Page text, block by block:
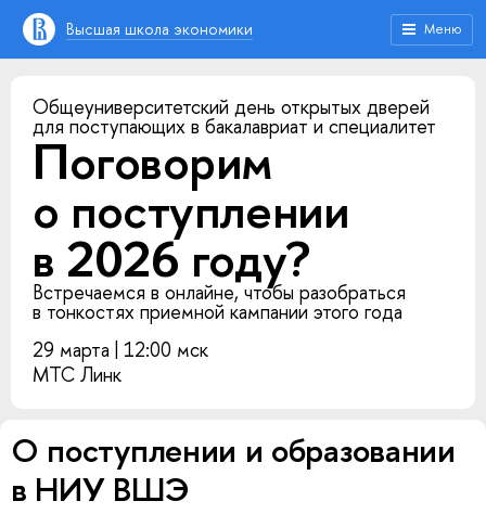
Высшая школа экономики Меню
Общеуниверситетский день открытых дверей
для поступающих в бакалавриат и специалитет
Поговорим
о поступлении
в 2026 году?
Встречаемся в онлайне, чтобы разобраться
в тонкостях приемной кампании этого года
29 марта | 12:00 мск
МТС Линк
О поступлении и образовании
в НИУ ВШЭ